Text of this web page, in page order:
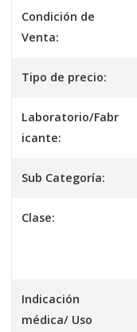
Condición de
Venta:
Tipo de precio:
Laboratorio/Fabr
icante:
Sub Categoría:
Clase:
Indicación
médica/ Uso